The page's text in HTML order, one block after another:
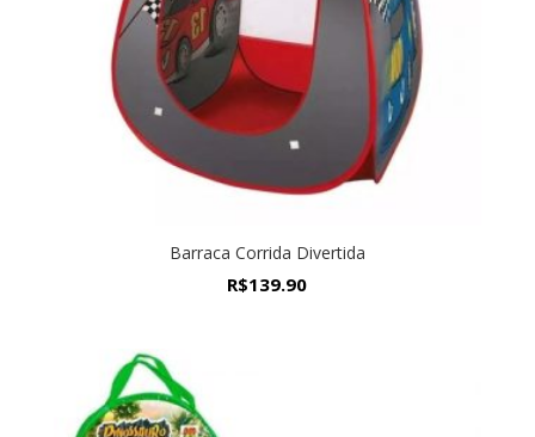
Barraca Corrida Divertida
R$139.90